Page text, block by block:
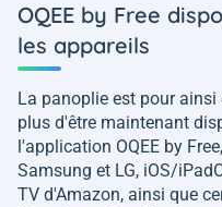
OQEE by Free
les appareils
La panoplie est pour ainsi
plus d'être maintenant
l'application OQEE by
Samsung et LG, iOS/
TV d'Amazon, ainsi que